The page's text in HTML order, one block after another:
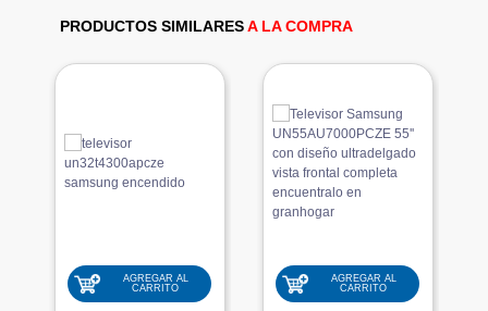
PRODUCTOS SIMILARESA LA COMPRA
AGREGAR AL
CARRITO
AGREGAR AL
CARRITO